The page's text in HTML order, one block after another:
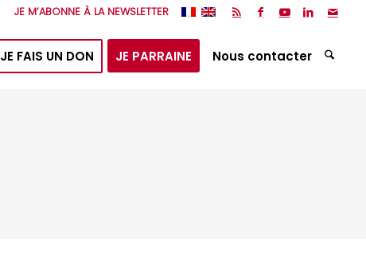
JE M’ABONNE À LA NEWSLETTER
JE FAIS UN DON JE PARRAINE Nous contacter